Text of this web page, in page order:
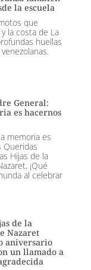
la escuela
que
la costa de La
huellas
General:
es hacernos
memoria es
Queridas
Hijas de la
¡Qué
al celebrar
de la
Nazaret
aniversario
un llamado a